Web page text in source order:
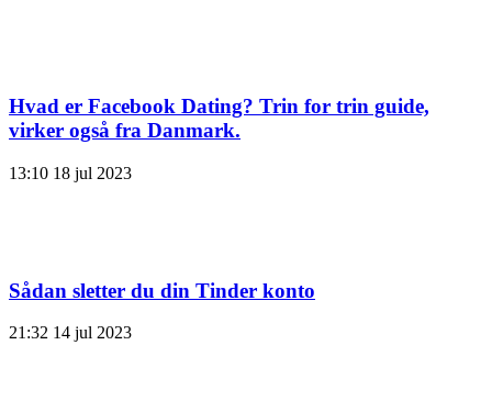
Hvad er Facebook Dating? Trin for trin guide,
virker også fra Danmark.
13:10 18 jul 2023
Sådan sletter du din Tinder konto
21:32 14 jul 2023